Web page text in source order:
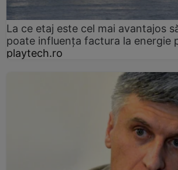
La ce etaj este cel mai avantajos
poate influența factura la energie
playtech.ro